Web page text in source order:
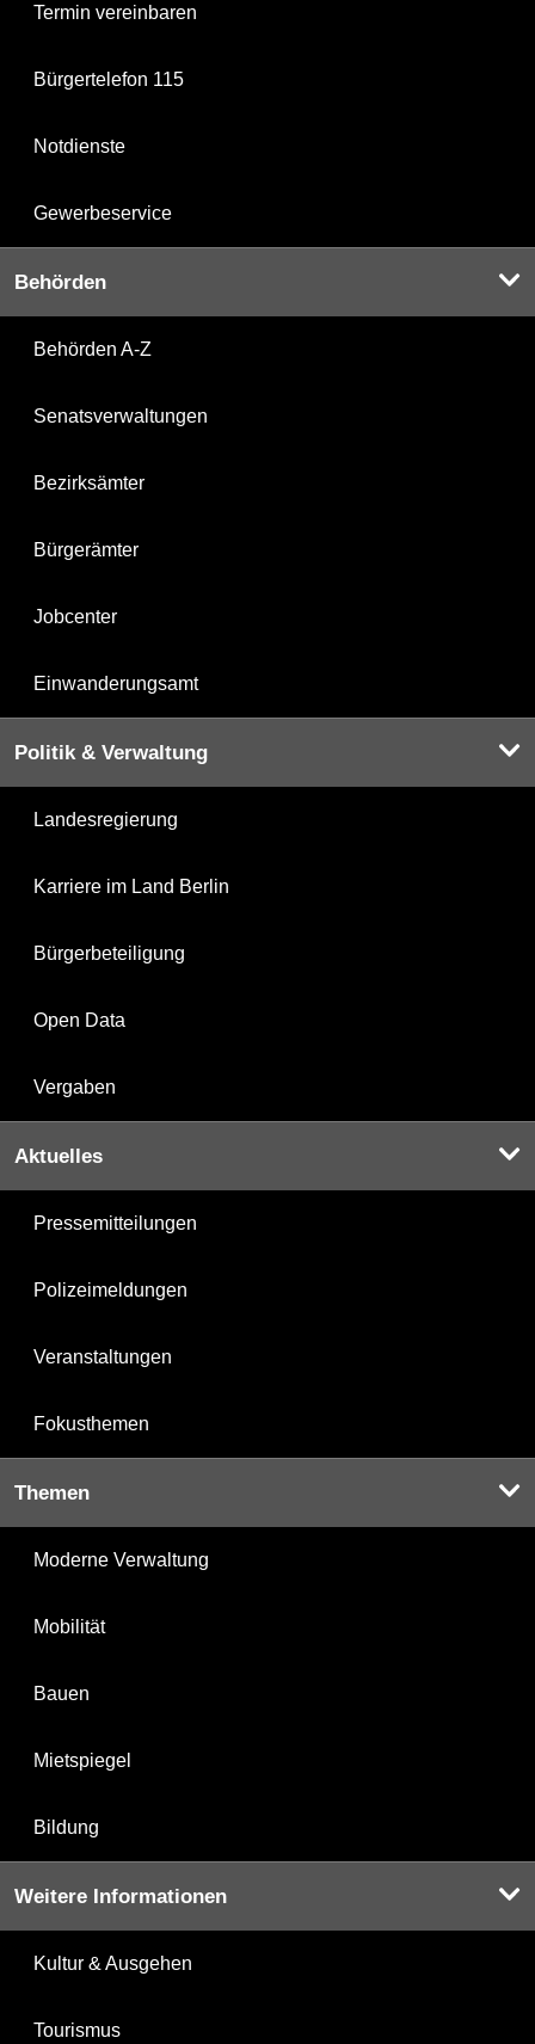
Termin vereinbaren
Bürgertelefon 115
Notdienste
Gewerbeservice
Behörden
Behörden A-Z
Senatsverwaltungen
Bezirksämter
Bürgerämter
Jobcenter
Einwanderungsamt
Politik & Verwaltung
Landesregierung
Karriere im Land Berlin
Bürgerbeteiligung
Open Data
Vergaben
Aktuelles
Pressemitteilungen
Polizeimeldungen
Veranstaltungen
Fokusthemen
Themen
Moderne Verwaltung
Mobilität
Bauen
Mietspiegel
Bildung
Weitere Informationen
Kultur & Ausgehen
Tourismus